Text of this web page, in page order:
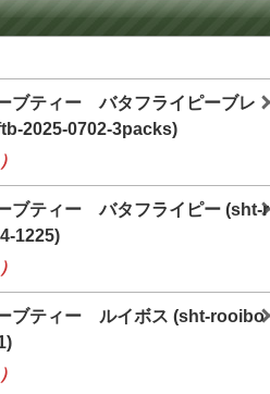
ブティー バタフライピーブレ
2025-0702-3packs)
ブティー バタフライピー (sht-r
1225)
ブティー ルイボス (sht-rooibo